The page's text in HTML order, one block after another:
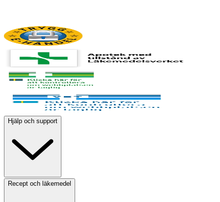
Hjälp och support
Recept och läkemedel